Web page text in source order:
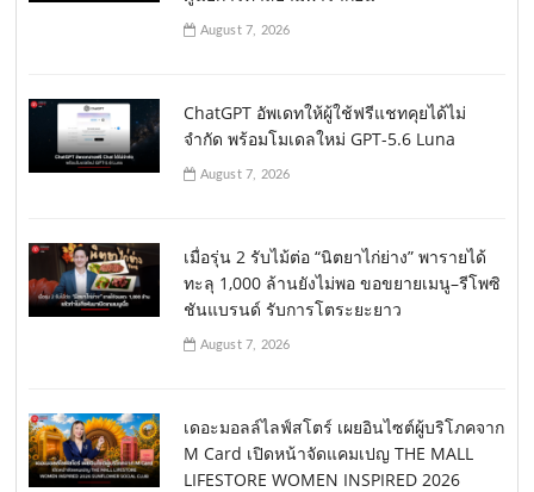
August 7, 2026
ChatGPT อัพเดทให้ผู้ใช้ฟรีแชทคุยได้ไม่
จำกัด พร้อมโมเดลใหม่ GPT-5.6 Luna
August 7, 2026
เมื่อรุ่น 2 รับไม้ต่อ “นิตยาไก่ย่าง” พารายได้
ทะลุ 1,000 ล้านยังไม่พอ ขอขยายเมนู–รีโพซิ
ชันแบรนด์ รับการโตระยะยาว
August 7, 2026
เดอะมอลล์ไลฟ์สโตร์ เผยอินไซต์ผู้บริโภคจาก
M Card เปิดหน้าจัดแคมเปญ THE MALL
LIFESTORE WOMEN INSPIRED 2026